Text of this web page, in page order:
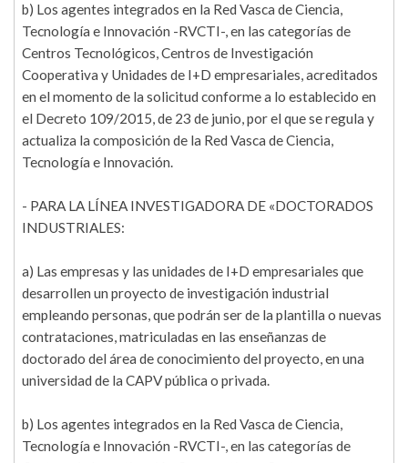
b) Los agentes integrados en la Red Vasca de Ciencia,
Tecnología e Innovación -RVCTI-, en las categorías de
Centros Tecnológicos, Centros de Investigación
Cooperativa y Unidades de I+D empresariales, acreditados
en el momento de la solicitud conforme a lo establecido en
el Decreto 109/2015, de 23 de junio, por el que se regula y
actualiza la composición de la Red Vasca de Ciencia,
Tecnología e Innovación.
- PARA LA LÍNEA INVESTIGADORA DE «DOCTORADOS
INDUSTRIALES:
a) Las empresas y las unidades de I+D empresariales que
desarrollen un proyecto de investigación industrial
empleando personas, que podrán ser de la plantilla o nuevas
contrataciones, matriculadas en las enseñanzas de
doctorado del área de conocimiento del proyecto, en una
universidad de la CAPV pública o privada.
b) Los agentes integrados en la Red Vasca de Ciencia,
Tecnología e Innovación -RVCTI-, en las categorías de